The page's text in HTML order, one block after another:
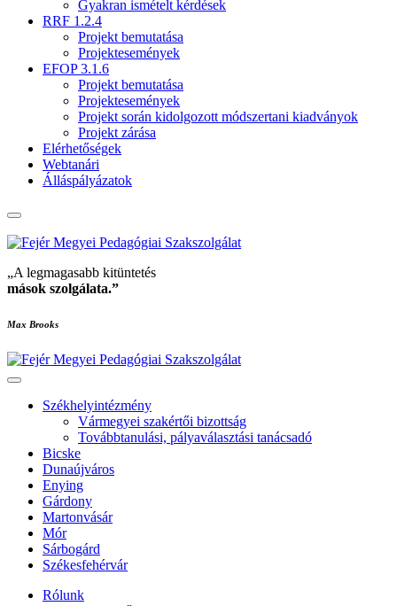
Gyakran ismételt kérdések
RRF 1.2.4
Projekt bemutatása
Projektesemények
EFOP 3.1.6
Projekt bemutatása
Projektesemények
Projekt során kidolgozott módszertani kiadványok
Projekt zárása
Elérhetőségek
Webtanári
Álláspályázatok
„A legmagasabb kitüntetés
mások szolgálata.”
Max Brooks
Székhelyintézmény
Vármegyei szakértői bizottság
Továbbtanulási, pályaválasztási tanácsadó
Bicske
Dunaújváros
Enying
Gárdony
Martonvásár
Mór
Sárbogárd
Székesfehérvár
Rólunk